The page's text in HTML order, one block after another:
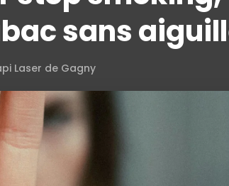
sans
Laser de Gagny